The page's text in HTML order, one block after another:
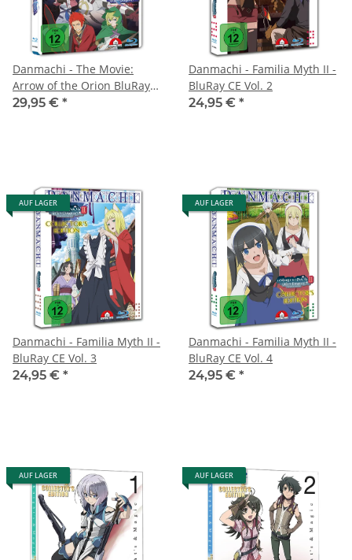
Danmachi - The Movie:
Arrow of the Orion BluRay
CE
29,95 € *
Danmachi - Familia Myth II -
BluRay CE Vol. 2
24,95 € *
AUF LAGER
Danmachi - Familia Myth II -
BluRay CE Vol. 3
24,95 € *
AUF LAGER
Danmachi - Familia Myth II -
BluRay CE Vol. 4
24,95 € *
AUF LAGER AUF LAGER